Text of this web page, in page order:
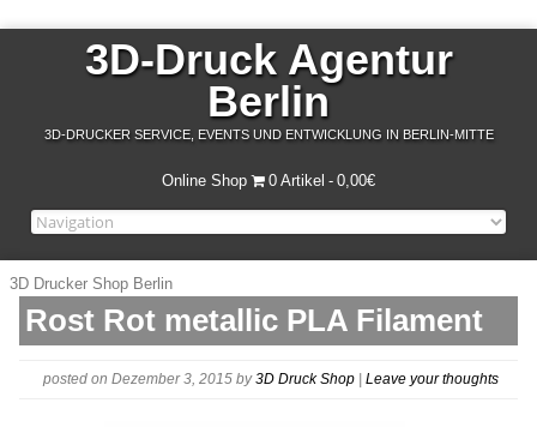
3D-Druck Agentur
Berlin
3D-DRUCKER SERVICE, EVENTS UND ENTWICKLUNG IN BERLIN-MITTE
Online Shop 0 Artikel 0,00€
3D Drucker Shop Berlin
Rost Rot metallic PLA Filament
posted on Dezember 3, 2015 by3D Druck Shop Leave your thoughts